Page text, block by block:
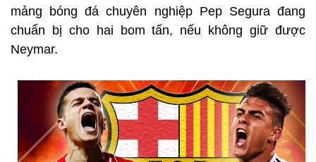
mảng bóng đá chuyên nghiệp Pep Segura đang
chuẩn bị cho hai bom tấn, nếu không giữ được
Neymar.